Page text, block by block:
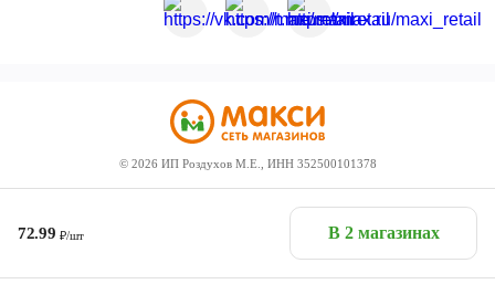
72.99₽/шт В 2 магазинах
© 2026 ИП Роздухов М.Е., ИНН 352500101378